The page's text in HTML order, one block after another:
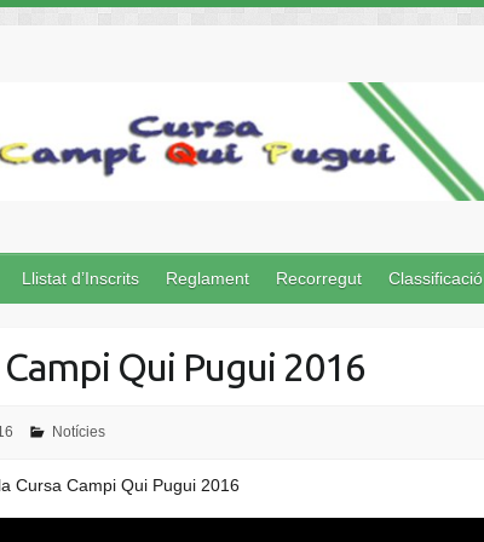
Llistat d’Inscrits Reglament Recorregut Classificació
Qui Pugui 2016
Notícies
Cursa Campi Qui Pugui 2016